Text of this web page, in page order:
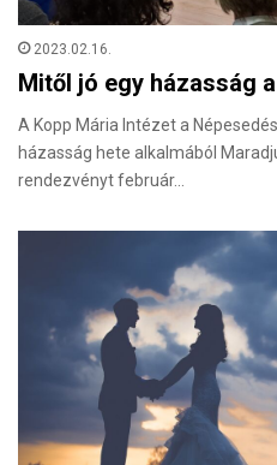
2023.02.16.
Mitől jó egy házasság
A Kopp Mária Intézet a
házasság hete alkalmából
rendezvényt február…